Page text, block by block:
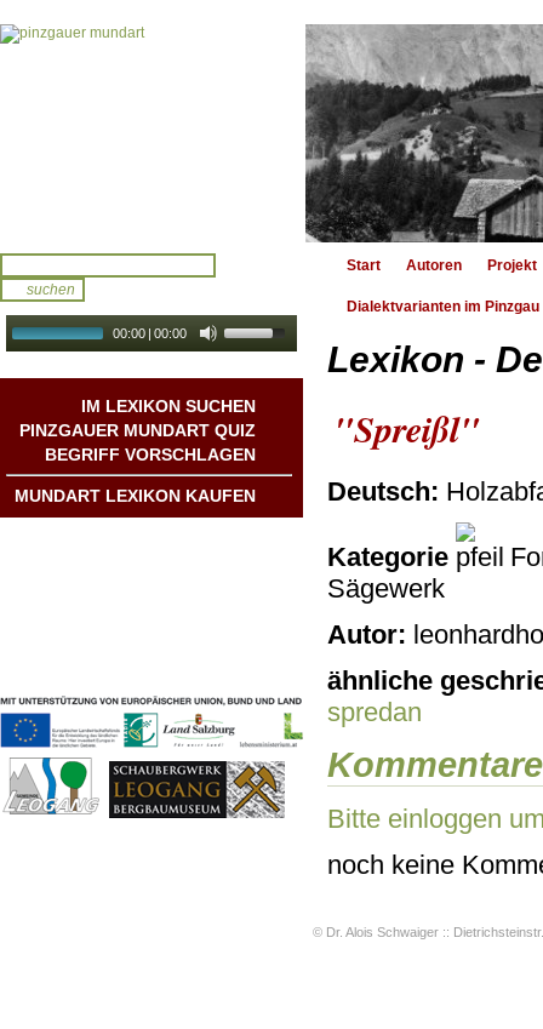
00:00 | 00:00
IM LEXIKON SUCHEN
PINZGAUER MUNDART QUIZ
BEGRIFF VORSCHLAGEN
MUNDART LEXIKON KAUFEN
Start Autoren Projekt
Dialektvarianten im Pinzgau
Lexikon -
"Spreißl"
Deutsch:
Kategorie
Sägewerk
Autor:
ähnliche
spredan
Kommentare
Bitte einloggen
noch keine
© Dr. Alois Schwaiger ::